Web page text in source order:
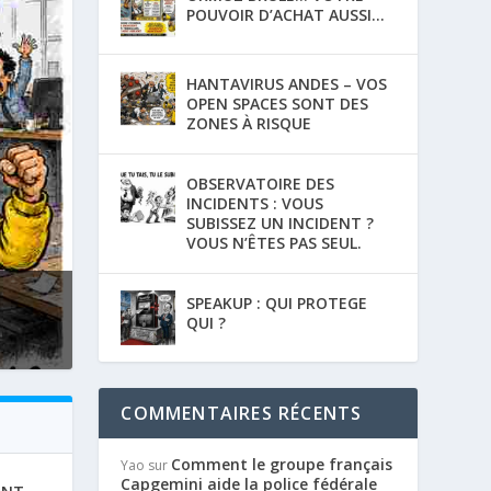
POUVOIR D’ACHAT AUSSI…
HANTAVIRUS ANDES – VOS
OPEN SPACES SONT DES
ZONES À RISQUE
OBSERVATOIRE DES
INCIDENTS : VOUS
SUBISSEZ UN INCIDENT ?
VOUS N’ÊTES PAS SEUL.
SPEAKUP : QUI PROTEGE
QUI ?
COMMENTAIRES RÉCENTS
Yao sur Comment le groupe français
Capgemini aide la police fédérale